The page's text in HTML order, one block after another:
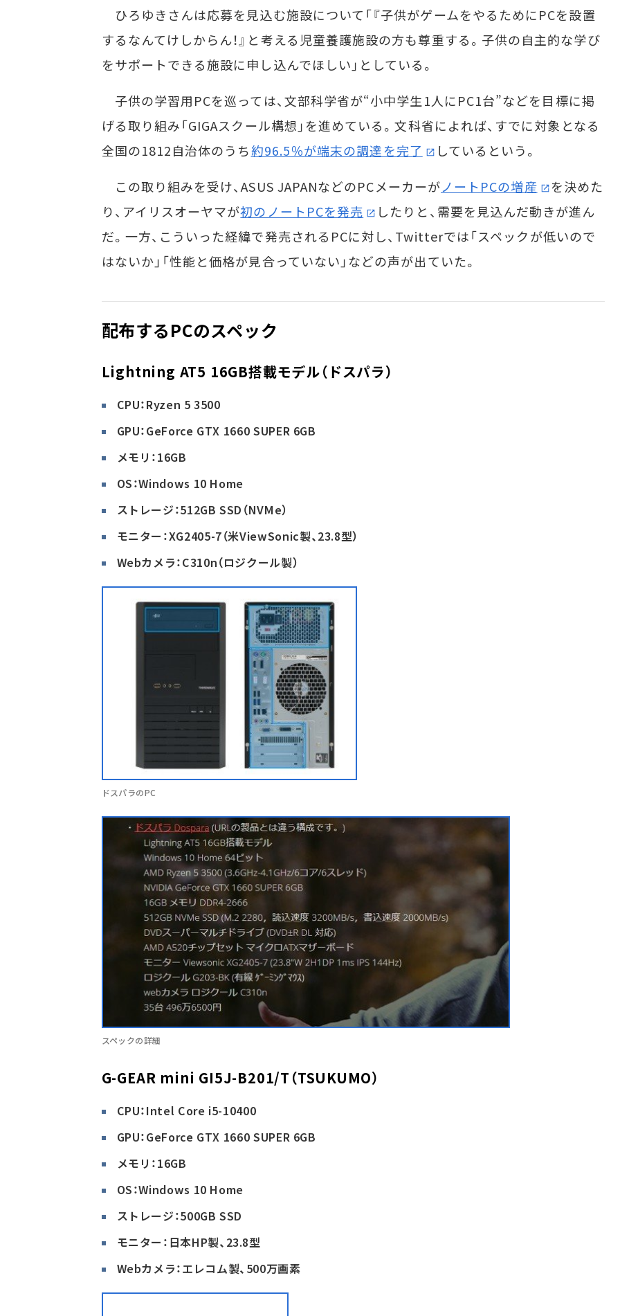
ひろゆきさんは応募を見込む施設について「『子供がゲームをやるためにPCを設置
するなんてけしからん！』と考える児童養護施設の方も尊重する。子供の自主的な学び
をサポートできる施設に申し込んでほしい」としている。
子供の学習用PCを巡っては、文部科学省が“小中学生1人にPC1台”などを目標に掲
げる取り組み「GIGAスクール構想」を進めている。文科省によれば、すでに対象となる
全国の1812自治体のうち約96.5％が端末の調達を完了
しているという。
この取り組みを受け、ASUS JAPANなどのPCメーカーがノートPCの増産
を決めた
り、アイリスオーヤマが初のノートPCを発売
したりと、需要を見込んだ動きが進ん
だ。一方、こういった経緯で発売されるPCに対し、Twitterでは「スペックが低いので
はないか」「性能と価格が見合っていない」などの声が出ていた。
配布するPCのスペック
Lightning AT5 16GB搭載モデル（ドスパラ）
CPU：Ryzen 5 3500
GPU：GeForce GTX 1660 SUPER 6GB
メモリ：16GB
OS：Windows 10 Home
ストレージ：512GB SSD（NVMe）
モニター：XG2405-7（米ViewSonic製、23.8型）
Webカメラ：C310n（ロジクール製）
ドスパラのPC
スペックの詳細
G-GEAR mini GI5J-B201/T（TSUKUMO）
CPU：Intel Core i5-10400
GPU：GeForce GTX 1660 SUPER 6GB
メモリ：16GB
OS：Windows 10 Home
ストレージ：500GB SSD
モニター：日本HP製、23.8型
Webカメラ：エレコム製、500万画素